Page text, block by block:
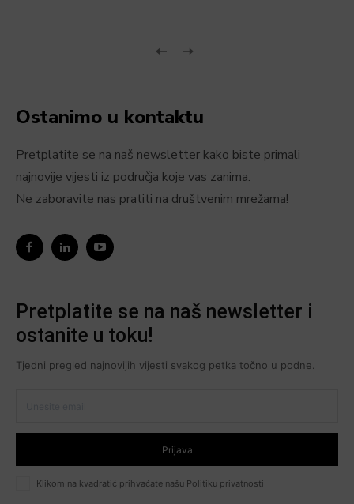
Ostanimo u kontaktu
Pretplatite se na naš newsletter kako biste primali
najnovije vijesti iz područja koje vas zanima.
Ne zaboravite nas pratiti na društvenim mrežama!
Pretplatite se na naš newsletter i
ostanite u toku!
Tjedni pregled najnovijih vijesti svakog petka točno u podne.
Prijava
Klikom na kvadratić prihvaćate našu Politiku privatnosti